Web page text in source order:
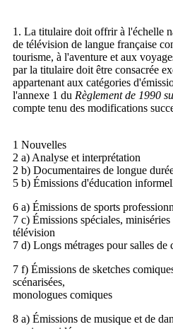
1. La titulaire doit offrir à l'échelle
de télévision de langue française
tourisme, à l'aventure et aux
par la titulaire doit être consacrée
appartenant aux catégories
l'annexe 1 du Règlement de 1990
compte tenu des modifications
1 Nouvelles
2 a) Analyse et interprétation
2 b) Documentaires de longue
5 b) Émissions d'éducation
6 a) Émissions de sports
7 c) Émissions spéciales,
télévision
7 d) Longs métrages pour salles
7 f) Émissions de sketches
scénarisées,
monologues comiques
8 a) Émissions de musique et de